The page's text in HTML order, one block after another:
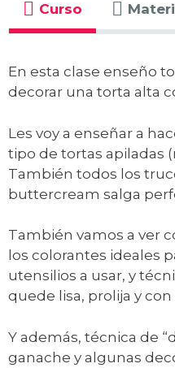
Curso
En esta clase enseño
decorar una torta alta
Les voy a enseñar a
tipo de tortas apiladas
También todos los
buttercream salga
También vamos a ver
los colorantes ideales
utensilios a usar, y
quede lisa, prolija y
Y además, técnica de
ganache y algunas